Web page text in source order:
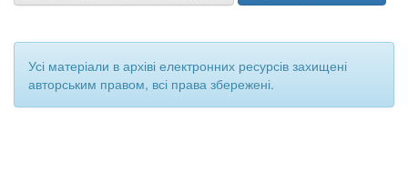
Усі матеріали в архіві електронних ресурсів захищені
авторським правом, всі права збережені.